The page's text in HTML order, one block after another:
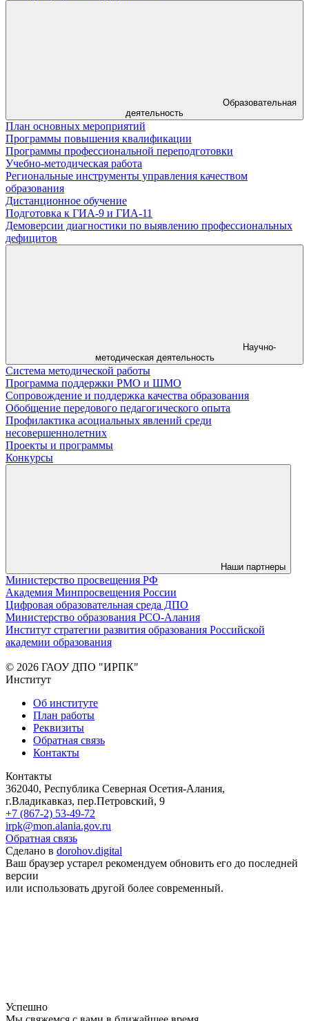
Образовательная
деятельность
План основных мероприятий
Программы повышения квалификации
Программы профессиональной переподготовки
Учебно-методическая работа
Региональные инструменты управления качеством
образования
Дистанционное обучение
Подготовка к ГИА-9 и ГИА-11
Демоверсии диагностики по выявлению профессиональных
дефицитов
Научно-
методическая деятельность
Система методической работы
Программа поддержки РМО и ШМО
Сопровождение и поддержка качества образования
Обобщение передового педагогического опыта
Профилактика асоциальных явлений среди
несовершеннолетних
Проекты и программы
Конкурсы
Наши партнеры
Министерство просвещения РФ
Академия Минпросвещения России
Цифровая образовательная среда ДПО
Министерство образования РСО-Алания
Институт стратегии развития образования Российской
академии образования
© 2026 ГАОУ ДПО "ИРПК"
Институт
Об институте
План работы
Реквизиты
Обратная связь
Контакты
Контакты
362040, Республика Северная Осетия-Алания,
г.Владикавказ, пер.Петровский, 9
+7 (867-2) 53-49-72
irpk@mon.alania.gov.ru
Обратная связь
Сделано в dorohov.digital
Ваш браузер устарел рекомендуем обновить его до последней
версии
или использовать другой более современный.
Успешно